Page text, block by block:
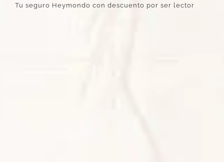
Tu seguro Heymondo con descuento por ser lector